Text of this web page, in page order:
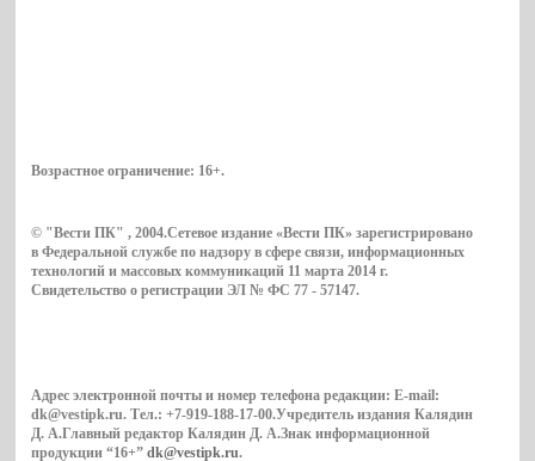
Возрастное ограничение: 16+.
© "Вести ПК" , 2004.Сетевое издание «Вести ПК» зарегистрировано
в Федеральной службе по надзору в сфере связи, информационных
технологий и массовых коммуникаций 11 марта 2014 г.
Свидетельство о регистрации ЭЛ № ФС 77 - 57147.
Адрес электронной почты и номер телефона редакции: E-mail:
dk@vestipk.ru. Тел.: +7-919-188-17-00.Учредитель издания Калядин
Д. А.Главный редактор Калядин Д. А.Знак информационной
продукции “16+”dk@vestipk.ru.